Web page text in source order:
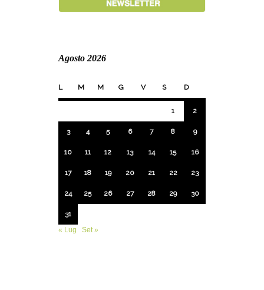
Agosto 2026
L M M G V S D
1 2
3 4 5 6 7 8 9
10 11 12 13 14 15 16
17 18 19 20 21 22 23
24 25 26 27 28 29 30
31
« Lug
Set »